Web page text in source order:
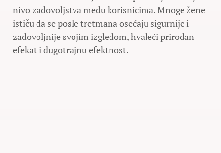
nivo zadovoljstva među korisnicima. Mnoge žene
ističu da se posle tretmana osećaju sigurnije i
zadovoljnije svojim izgledom, hvaleći prirodan
efekat i dugotrajnu efektnost.